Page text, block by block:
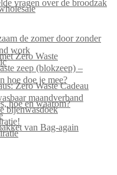
vragen over de broodzak
de zomer door zonder
work
Zero Waste
zeep (blokzeep) –
hoe doe je mee?
Zero Waste Cadeau
maandverband
hoe en waarom?
bijenwasdoek
van Bag-again